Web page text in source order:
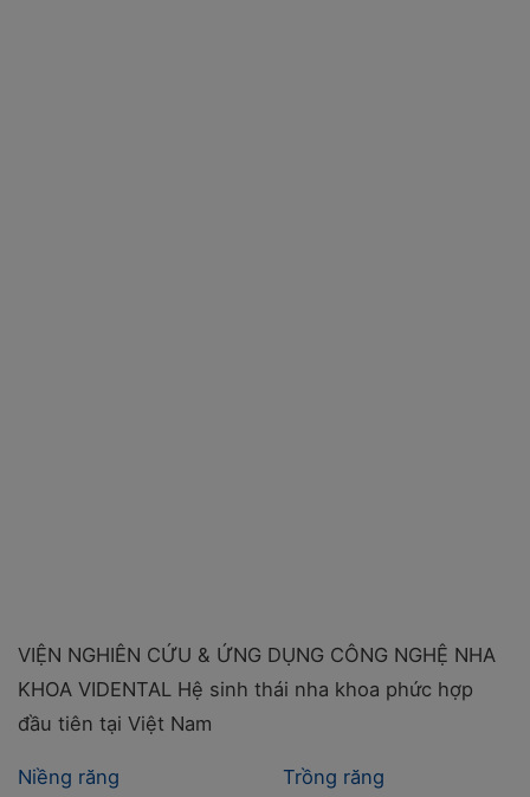
VIỆN NGHIÊN CỨU & ỨNG DỤNG CÔNG NGHỆ NHA
KHOA VIDENTAL Hệ sinh thái nha khoa phức hợp
đầu tiên tại Việt Nam
Niềng răng
Trồng răng